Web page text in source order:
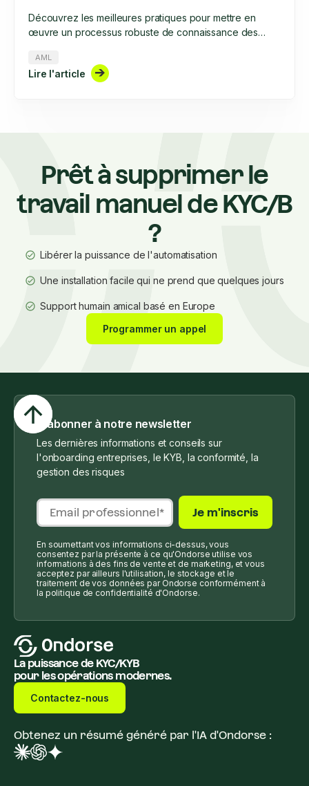
Découvrez les meilleures pratiques pour mettre en
œuvre un processus robuste de connaissance des
AML
Lire l'article
Prêt à supprimer le
travail manuel de KYC/B
?
Libérer la puissance de l'automatisation
Une installation facile qui ne prend que quelques jours
Support humain amical basé en Europe
Programmer un appel
S'abonner à notre newsletter
Les dernières informations et conseils sur
l'onboarding entreprises, le KYB, la conformité, la
gestion des risques
En soumettant vos informations ci-dessus, vous
consentez par la présente à ce qu'Ondorse utilise vos
informations à des fins de vente et de marketing, et vous
acceptez par ailleurs l'utilisation, le stockage et le
traitement de vos données par Ondorse conformément à
la politique de confidentialité d'Ondorse.
La puissance de KYC/KYB
pour les opérations modernes.
Contactez-nous
Obtenez un résumé généré par l'IA d'Ondorse :